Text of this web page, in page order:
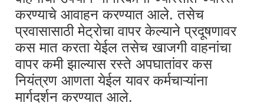
करण्याचे आवाहन करण्यात आले. तसेच
प्रवासासाठी मेट्रोचा वापर केल्याने प्रदूषणावर
कस मात करता येईल तसेच खाजगी वाहनांचा
वापर कमी झाल्यास रस्ते अपघातांवर कस
नियंत्रण आणता येईल यावर कर्मचाऱ्यांना
मार्गदर्शन करण्यात आले.